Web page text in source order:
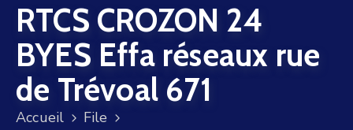
VIE
LOCALE
VIE
SOCIALE
TERRE
RTCS CROZON 24
BYES Effa réseaux rue
de Trévoal 671
Accueil
File